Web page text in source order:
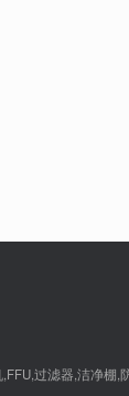
过滤器,洁净棚